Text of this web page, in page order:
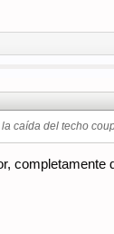
caída del techo